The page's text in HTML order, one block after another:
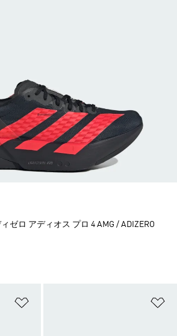
ィゼロ アディオス プロ 4 AMG / ADIZERO